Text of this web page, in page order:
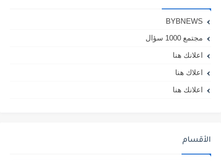
BYBNEWS
مجتمع 1000 سؤال
اعلانك هنا
اعلاك هنا
اعلانك هنا
الأقسام